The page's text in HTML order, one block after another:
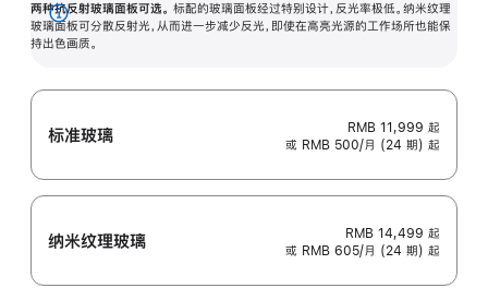
两种抗反射玻璃面板可选。 标配的玻璃面板经过特别设计，反光率极低。纳米纹理
玻璃面板可分散反射光，从而进一步减少反光，即使在高亮光源的工作场所也能保
持出色画质。
展
开
标准玻璃 RMB 11,999 起
或 RMB 500/月 (24 期) 起
纳米纹理玻璃 RMB 14,499 起
或 RMB 605/月 (24 期) 起